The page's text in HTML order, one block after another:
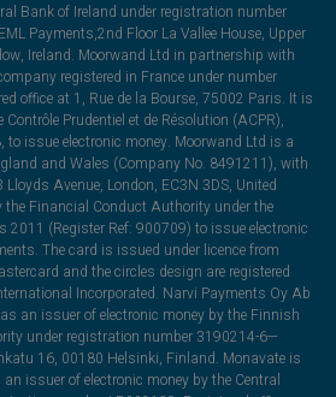
Bank of Ireland under registration number
Payments,2nd Floor La Vallee House, Upper
Ireland. Moorwand Ltd in partnership with
registered in France under number
office at 1, Rue de la Bourse, 75002 Paris. It is
Prudentiel et de Résolution (ACPR),
to issue electronic money. Moorwand Ltd is a
and Wales (Company No. 8491211), with
Avenue, London, EC3N 3DS, United
Financial Conduct Authority under the
2011 (Register Ref: 900709) to issue electronic
The card is issued under licence from
and the circles design are registered
Incorporated. Narvi Payments Oy Ab
an issuer of electronic money by the Finnish
under registration number 3190214-6—
16, 00180 Helsinki, Finland. Monavate is
issuer of electronic money by the Central